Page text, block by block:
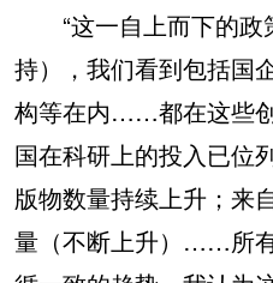
“这一自上而下的政
持），我们看到包括国
构等在内……都在这些
国在科研上的投入已位
版物数量持续上升；来
量（不断上升）……所